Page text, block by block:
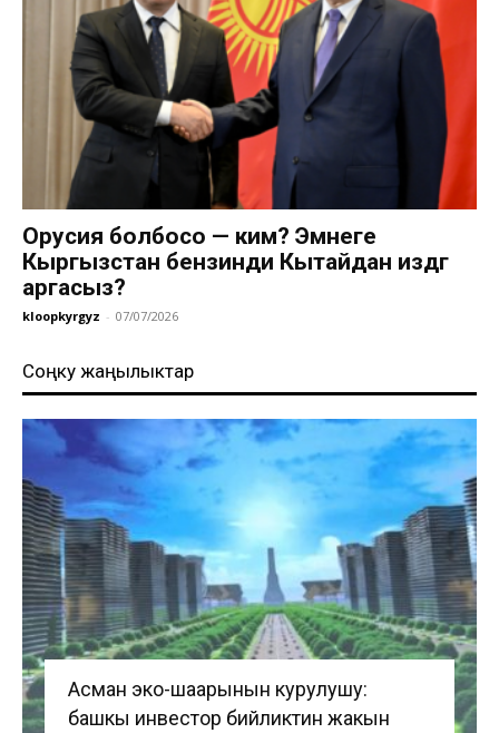
Орусия болбосо — ким? Эмнеге
Кыргызстан бензинди Кытайдан издөөгө
аргасыз?
kloopkyrgyz - 07/07/2026
Соңку жаңылыктар
Асман эко-шаарынын курулушу:
башкы инвестор бийликтин жакын